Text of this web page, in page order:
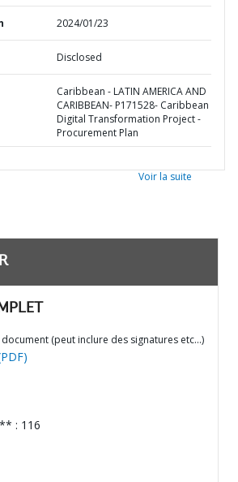
2024/01/23
Disclosed
Caribbean - LATIN AMERICA AND
CARIBBEAN- P171528- Caribbean
Digital Transformation Project -
Procurement Plan
Voir la suite
(peut inclure des signatures etc…)
: 116